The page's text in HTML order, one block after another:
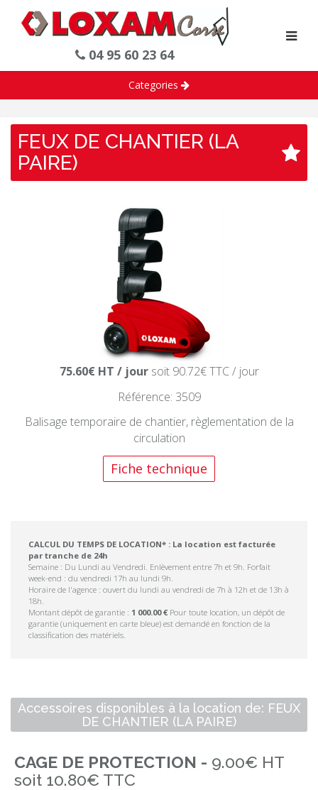
04 95 60 23 64
Categories
FEUX DE CHANTIER (LA
PAIRE)
75.60€ HT / joursoit 90.72€ TTC / jour
Référence: 3509
Balisage temporaire de chantier, règlementation de la
circulation
Fiche technique
CALCUL DU TEMPS DE LOCATION* : La location est facturée
par tranche de 24h
Semaine : Du Lundi au Vendredi. Enlèvement entre 7h et 9h. Forfait
week-end : du vendredi 17h au lundi 9h.
Horaire de l'agence : ouvert du lundi au vendredi de 7h à 12h et de 13h à
18h.
Montant dépôt de garantie : 1 000.00 € Pour toute location, un dépôt de
garantie (uniquement en carte bleue) est demandé en fonction de la
classification des matériels.
Accessoires disponibles à la location de: FEUX
DE CHANTIER (LA PAIRE)
CAGE DE PROTECTION - 9.00€ HT
soit 10.80€ TTC